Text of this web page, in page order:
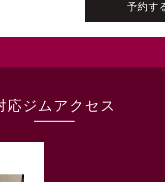
予約す
応ジムアクセス